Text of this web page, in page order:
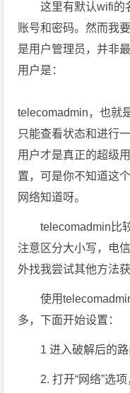
这里有默认wifi的
账号和密码。然而我
是用户管理员，并非
用户是：
telecomadmin，也就
只能查看状态和进行
用户才是真正的超级
置，可是你不知道这
网络知道呀。
telecomadmin比
注意区分大小写，电
外找我尝试其他方法获
使用
多，下面开始设置：
1 进入破解后的
2. 打开“网络”选